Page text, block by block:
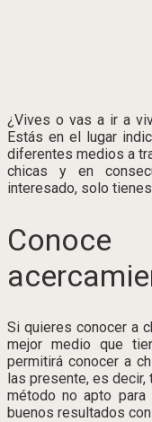
¿Vives o vas a ir a
Estás en el lugar
diferentes medios a
chicas y en
interesado, solo
Si quieres conocer a
mejor medio que
permitirá conocer a
las presente, es decir,
método no apto
buenos resultados